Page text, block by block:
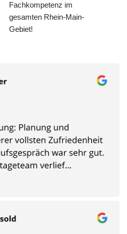
Fachkompetenz im
gesamten Rhein-Main-
Gebiet!